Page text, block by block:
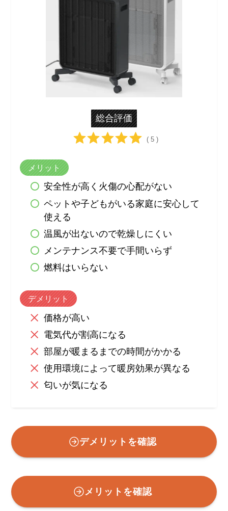
総合評価
( 5 )
メリット
安全性が高く火傷の心配がない
ペットや子どもがいる家庭に安心して
使える
温風が出ないので乾燥しにくい
メンテナンス不要で手間いらず
燃料はいらない
デメリット
価格が高い
電気代が割高になる
部屋が暖まるまでの時間がかかる
使用環境によって暖房効果が異なる
匂いが気になる
デメリットを確認
メリットを確認